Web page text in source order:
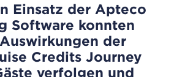
Einsatz der Apteco
Software konnten
der
Credits Journey
verfolgen und